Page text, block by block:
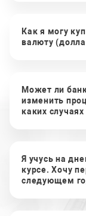
Как я могу
валюту
Может ли
изменить
каких
Я учусь на
курсе. Хочу
следующем